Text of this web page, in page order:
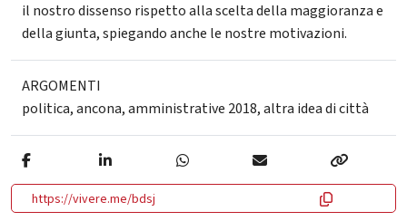
il nostro dissenso rispetto alla scelta della maggioranza e
della giunta, spiegando anche le nostre motivazioni.
ARGOMENTI
politica,ancona,amministrative 2018,altra idea di città
https://vivere.me/bdsj